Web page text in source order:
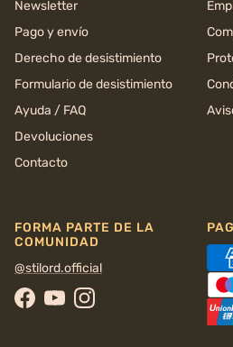
Newsletter
Pago y envío
Derecho de desistimiento
Formulario de desistimiento
Ayuda / FAQ
Devoluciones
Contacto
FORMA PARTE DE LA
COMUNIDAD
@stilord.official
Facebook
YouTubeInstagram